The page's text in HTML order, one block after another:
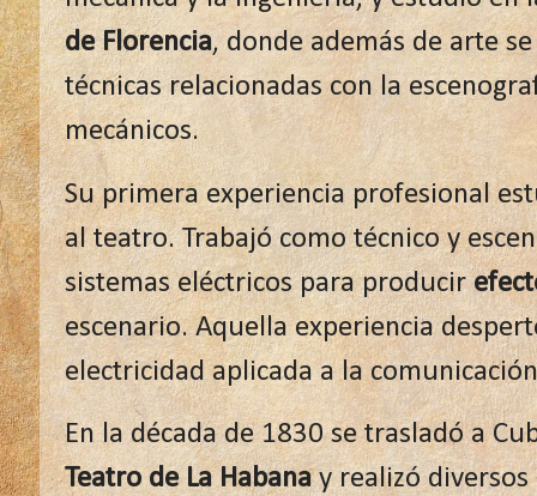
de Florencia, donde además de arte
técnicas relacionadas con la
mecánicos.
Su primera experiencia profesional
al teatro. Trabajó como técnico y
sistemas eléctricos para producir
escenario. Aquella experiencia
electricidad aplicada a la
En la década de 1830 se trasladó a
Teatro de La Habanay realizó diversos